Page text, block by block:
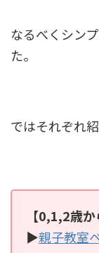
なるべくシン
た。
ではそれぞれ
【0,1,2歳
▶親子教室